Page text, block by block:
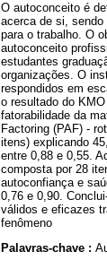
O autoconceito é
acerca de si,
para o trabalho. O
autoconceito
estudantes
organizações. O
respondidos em
o resultado do
fatorabilidade da
Factoring (PAF) -
itens) explicando
entre 0,88 e 0,55.
composta por 28
autoconfiança e
0,76 e 0,90.
válidos e eficazes
fenômeno
Palavras-chave :